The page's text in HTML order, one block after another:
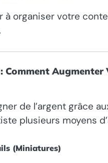
à organiser votre
Comment Augmenter
de l’argent grâce
plusieurs moyens
(Miniatures)